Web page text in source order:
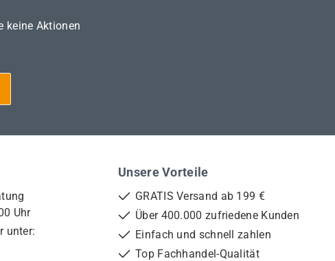
keine Aktionen
Uhr
unter:
Unsere Vorteile
GRATIS Versand ab 199 €
Über 400.000 zufriedene Kunden
Einfach und schnell zahlen
Top Fachhandel-Qualität